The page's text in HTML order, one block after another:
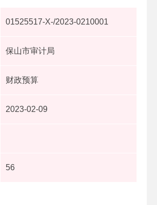
01525517-X-/2023-0210001
保山市审计局
财政预算
2023-02-09
56